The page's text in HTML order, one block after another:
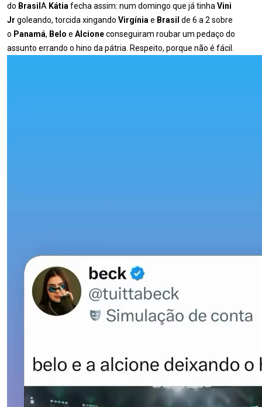
do Brasil A Kátiafecha assim: num domingo que já tinhaVini
Jr goleando, torcida xingando Virgíniae Brasil de 6 a 2 sobre
o Panamá, Belo e Alcioneconseguiram roubar um pedaço do
assunto errando o hino da pátria. Respeito, porque não é fácil.